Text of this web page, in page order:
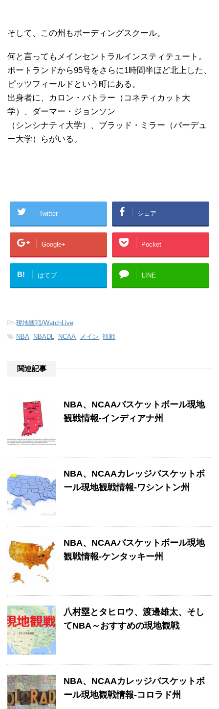
そして、この州もボーディングスクール。
何と言ってもメインセントラルインスティテュート。
ポートランドから95号をさらに1時間半ほど北上した、
ピッツフィールドという町にある。
出身者に、カロン・バトラー（コネティカット大
学）、ダーマー・ジョンソン
（シンシナティ大学）、ブラッド・ミラー（パーデュ
ー大学）らがいる。
Twitter シェア
Google+ Pocket
B! はてブ LINE
-現地観戦/WatchLive
-NBA, NBADL, NCAA, メイン, 観戦
関連記事
NBA、NCAAバスケットボール現地
観戦情報-インディアナ州
NBA、NCAAカレッジバスケットボ
ール現地観戦情報-ワシントン州
NBA、NCAAバスケットボール現地
観戦情報-ケンタッキー州
八村塁とタヒロウ、渡邊雄太、そし
てNBA～おすすめの現地観戦
NBA、NCAAカレッジバスケットボ
ール現地観戦情報-コロラド州